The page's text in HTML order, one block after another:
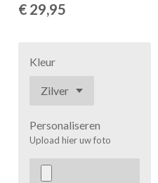
€ 29,95
Kleur
Personaliseren
Upload hier uw foto